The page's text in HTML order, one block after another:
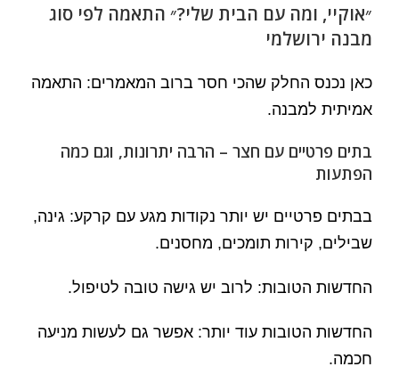
״אוקיי, ומה עם הבית שלי?״ התאמה לפי סוג
מבנה ירושלמי
כאן נכנס החלק שהכי חסר ברוב המאמרים: התאמה
אמיתית למבנה.
בתים פרטיים עם חצר – הרבה יתרונות, וגם כמה
הפתעות
בבתים פרטיים יש יותר נקודות מגע עם קרקע: גינה,
שבילים, קירות תומכים, מחסנים.
החדשות הטובות: לרוב יש גישה טובה לטיפול.
החדשות הטובות עוד יותר: אפשר גם לעשות מניעה
חכמה.